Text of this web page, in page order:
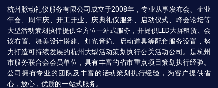
杭州脉动礼仪服务有限公司成立于2008年，专业从事发布会、企业
年会、周年庆、开工开业、庆典礼仪服务、启动仪式、峰会论坛等
大型活动策划执行提供全方位一站式服务，并提供LED大屏租赁、会
议布置、舞美设计搭建、灯光音箱、启动道具等配套服务设置，努
力打造可持续发展的杭州大型活动策划执行公关活动公司。是杭州
市服务联合会会员单位，具有丰富的省市重点项目策划执行经验。
公司拥有专业的团队及丰富的活动策划执行经验，为客户提供省
心，放心，优质的一站式服务。